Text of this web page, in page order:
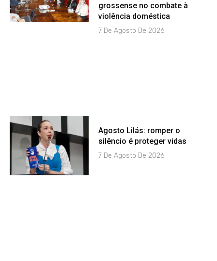
grossense no combate à
violência doméstica
7 De Agosto De 2026
Agosto Lilás: romper o
silêncio é proteger vidas
7 De Agosto De 2026